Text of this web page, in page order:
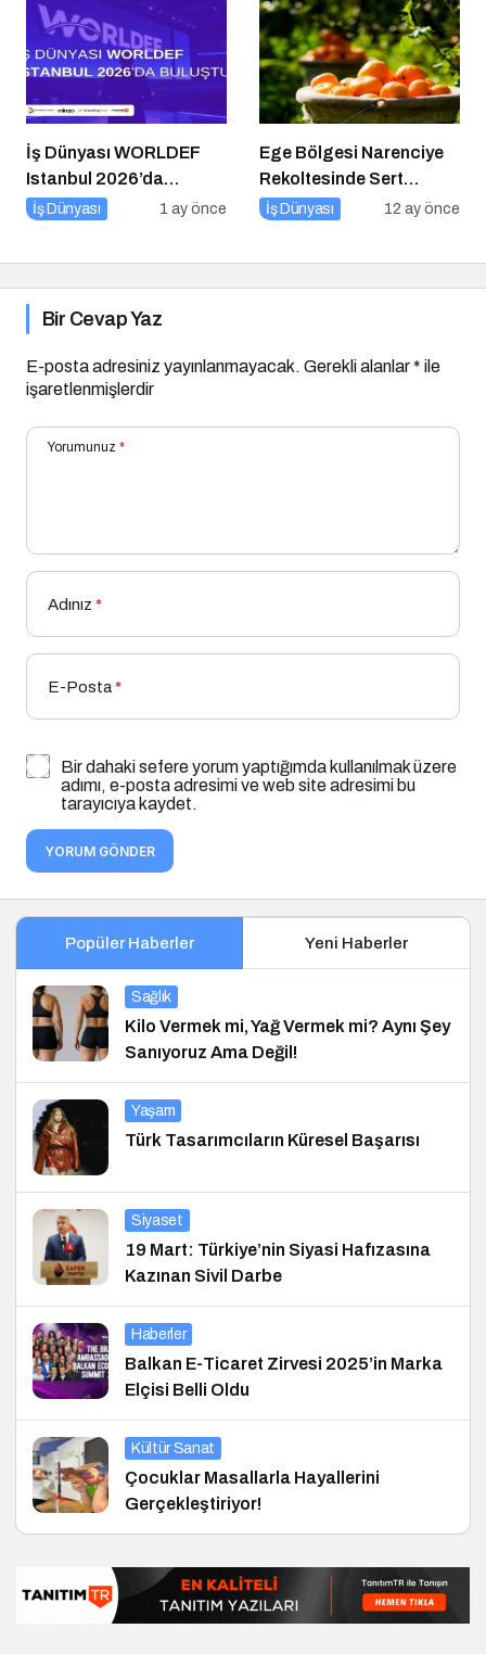
Kurumsaldık
İş Dünyası WORLDEF
Istanbul 2026’da
Buluştu
İş Dünyası 1 ay önce
Ege Bölgesi Narenciye
Rekoltesinde Sert
Düşüş: Üretim Yüzde 34
İş Dünyası 12 ay önce
Bir Cevap Yaz
E-posta adresiniz yayınlanmayacak. Gerekli alanlar* ile
işaretlenmişlerdir
Yorumunuz *
Adınız *
E-Posta*
Bir dahaki sefere yorum yaptığımda kullanılmak üzere
adımı, e-posta adresimi ve web site adresimi bu
tarayıcıya kaydet.
YORUM GÖNDER
Popüler Haberler Yeni Haberler
Sağlık
Kilo Vermek mi, Yağ Vermek mi? Aynı Şey
Sanıyoruz Ama Değil!
Yaşam
Türk Tasarımcıların Küresel Başarısı
Siyaset
19 Mart: Türkiye’nin Siyasi Hafızasına
Kazınan Sivil Darbe
Haberler
Balkan E-Ticaret Zirvesi 2025’in Marka
Elçisi Belli Oldu
Kültür Sanat
Çocuklar Masallarla Hayallerini
Gerçekleştiriyor!